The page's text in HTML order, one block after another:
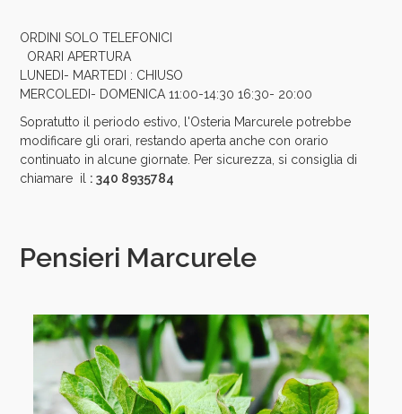
ORDINI SOLO TELEFONICI
ORARI APERTURA
LUNEDI- MARTEDI : CHIUSO
MERCOLEDI- DOMENICA 11:00-14:30 16:30- 20:00
Sopratutto il periodo estivo, l'Osteria Marcurele potrebbe
modificare gli orari, restando aperta anche con orario
continuato in alcune giornate. Per sicurezza, si consiglia di
chiamare il : 340 8935784
Pensieri Marcurele